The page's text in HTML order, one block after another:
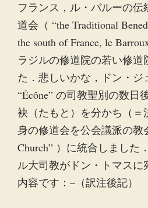
フランス，ル・バルーの
道会（ “the Traditional
the south of France, le
ラジルの修道院の若い修道
た．悲しいかな，ドン・ジ
“Écône” の司教聖別の数日
袂（たもと）を分かち（＝
身の修道会を公会議派の教
Church” ）に統合しました
ル大司教がドン・トマス
内容です：–（訳注後記）